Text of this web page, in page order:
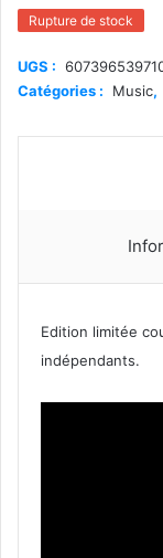
Rupture de stock
UGS :
Catégories :
Music,
Edition limitée
indépendants.